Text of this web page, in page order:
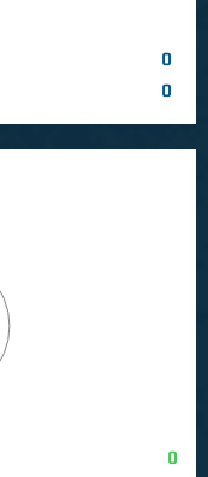
0
0
0